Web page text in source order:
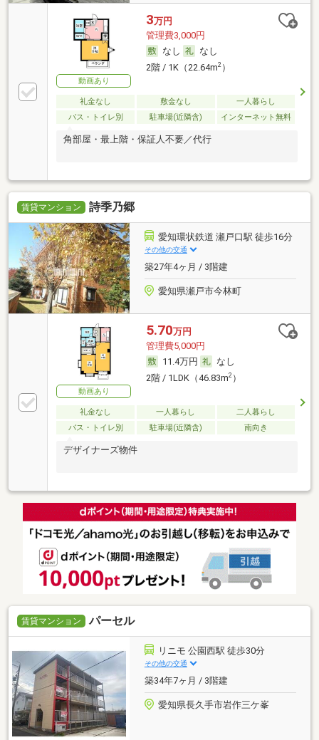
動画あり
3万円
管理費3,000円
なし
なし
2階 / 1K（22.64m2）
礼金なし 敷金なし
一人暮らし
バス・トイレ別
駐車場(近隣含) インターネット無料
角部屋・最上階・保証人不要／代行
賃貸マンション 詩季乃郷
愛知環状鉄道 瀬戸口駅 徒歩16分
その他の交通
築27年4ヶ月 / 3階建
愛知県瀬戸市今林町
動画あり
5.70万円
管理費5,000円
11.4万円
なし
2階 / 1LDK（46.83m2）
礼金なし 一人暮らし
二人暮らし
バス・トイレ別
駐車場(近隣含) 南向き
デザイナーズ物件
賃貸マンション パーセル
リニモ 公園西駅 徒歩30分
その他の交通
築34年7ヶ月 / 3階建
愛知県長久手市岩作三ケ峯